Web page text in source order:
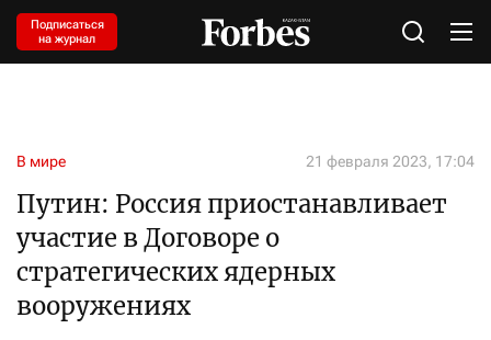
Подписаться
на журнал
В мире 21 февраля 2023, 17:04
Путин: Россия приостанавливает
участие в Договоре о
стратегических ядерных
вооружениях